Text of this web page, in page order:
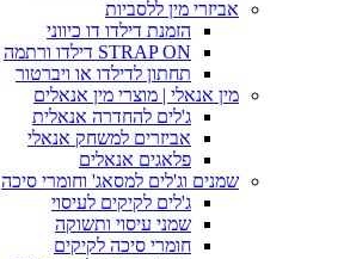
אביזרי מין ללסביות
הזמנת דילדו דו כיווני
STRAP ON דילדו ורתמה
תחתון לדילדו או ויברטור
מין אנאלי | מוצרי מין אנאלים
ג'לים להחדרה אנאלית
אביזרים למשחק אנאלי
פלאגים אנאלים
שמנים וג'לים למסאג' וחומרי סיכה
ג'לים לקיקים לעיסוי
שמני עיסוי ותשוקה
חומרי סיכה לקיקים